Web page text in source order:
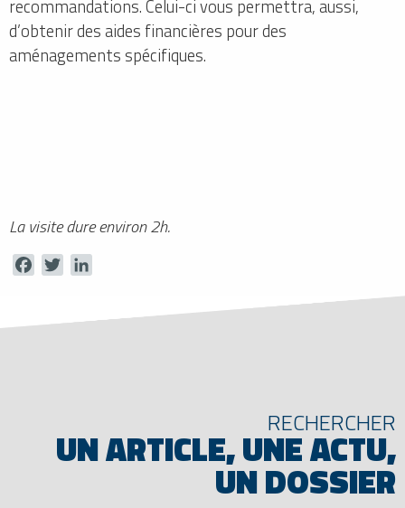
recommandations. Celui-ci vous permettra, aussi,
d’obtenir des aides financières pour des
aménagements spécifiques.
La visite dure environ 2h.
FacebookTwitter
RECHERCHER
UN ARTICLE, UNE ACTU,
UN DOSSIER